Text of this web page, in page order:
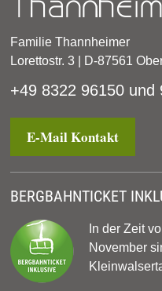
Familie Thannheimer
Lorettostr. 3 | D-87561
+49 8322 96150 und
E-Mail Kontakt
BERGBAHNTICKET
In der Zeit
November